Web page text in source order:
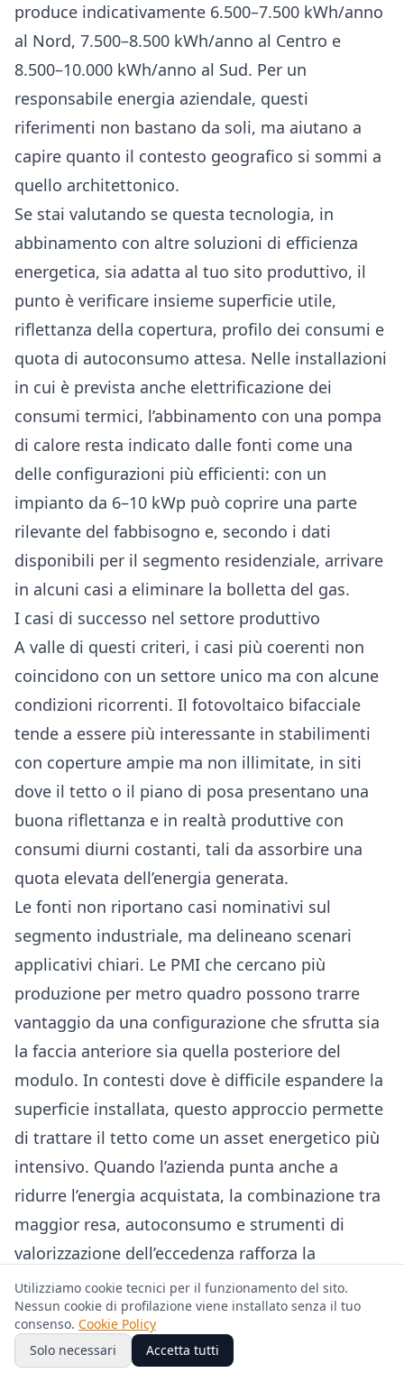
produce indicativamente 6.500–7.500 kWh/anno
al Nord, 7.500–8.500 kWh/anno al Centro e
8.500–10.000 kWh/anno al Sud. Per un
responsabile energia aziendale, questi
riferimenti non bastano da soli, ma aiutano a
capire quanto il contesto geografico si sommi a
quello architettonico.
Se stai valutando se questa tecnologia, in
abbinamento con altre soluzioni di efficienza
energetica, sia adatta al tuo sito produttivo, il
punto è verificare insieme superficie utile,
riflettanza della copertura, profilo dei consumi e
quota di autoconsumo attesa. Nelle installazioni
in cui è prevista anche elettrificazione dei
consumi termici, l’abbinamento con una pompa
di calore resta indicato dalle fonti come una
delle configurazioni più efficienti: con un
impianto da 6–10 kWp può coprire una parte
rilevante del fabbisogno e, secondo i dati
disponibili per il segmento residenziale, arrivare
in alcuni casi a eliminare la bolletta del gas.
I casi di successo nel settore produttivo
A valle di questi criteri, i casi più coerenti non
coincidono con un settore unico ma con alcune
condizioni ricorrenti. Il fotovoltaico bifacciale
tende a essere più interessante in stabilimenti
con coperture ampie ma non illimitate, in siti
dove il tetto o il piano di posa presentano una
buona riflettanza e in realtà produttive con
consumi diurni costanti, tali da assorbire una
quota elevata dell’energia generata.
Le fonti non riportano casi nominativi sul
segmento industriale, ma delineano scenari
applicativi chiari. Le PMI che cercano più
produzione per metro quadro possono trarre
vantaggio da una configurazione che sfrutta sia
la faccia anteriore sia quella posteriore del
modulo. In contesti dove è difficile espandere la
superficie installata, questo approccio permette
di trattare il tetto come un asset energetico più
intensivo. Quando l’azienda punta anche a
ridurre l’energia acquistata, la combinazione tra
maggior resa, autoconsumo e strumenti di
valorizzazione dell’eccedenza rafforza la
sostenibilità economica del progetto.
Esempio pratico: un’azienda
Utilizziamo cookie tecnici per il funzionamento del sito.
Nessun cookie di profilazione viene installato senza il tuo
consenso. Cookie Policy
Solo necessari
Accetta tutti